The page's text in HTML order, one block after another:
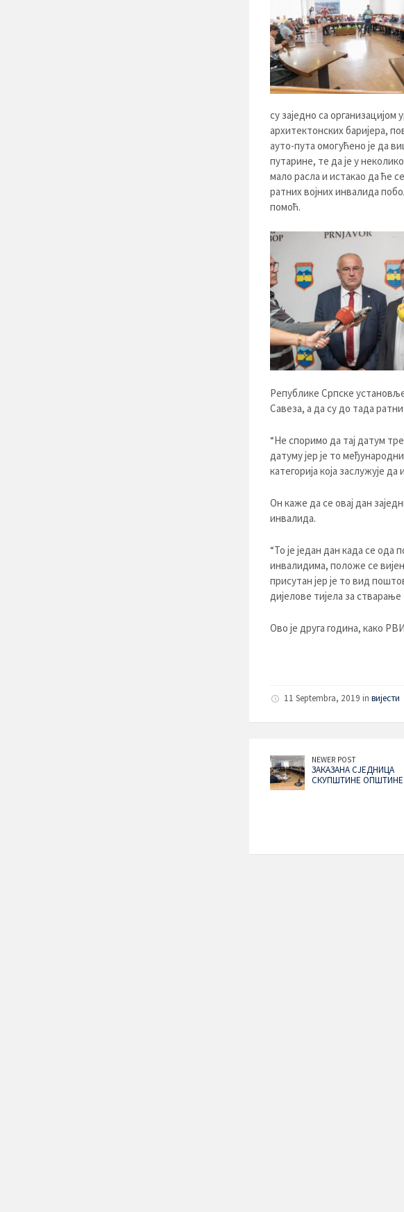
су заједно са
архитектонских баријера,
ауто-пута омогућено је да
путарине, те да је у
мало расла и истакао да ће
ратних војних инвалида
помоћ.
Републике Српске
Савеза, а да су до тада
“Не споримо да тај датум
датуму јер је то
категорија која заслужује
Он каже да се овај дан
инвалида.
“То је један дан када се
инвалидима, положе се
присутан јер је то вид
дијелове тијела за
Ово је друга година, како
11 Septembra, 2019 in вијести
NEWER POST
ЗАКАЗАНА СЈЕДНИЦА
СКУПШТИНЕ ОПШТИНЕ